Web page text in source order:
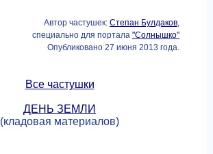
Автор частушек: Степан Булдаков,
специально для портала "Солнышко"
Опубликовано 27 июня 2013 года.
Все частушки
ДЕНЬ ЗЕМЛИ
(кладовая материалов)